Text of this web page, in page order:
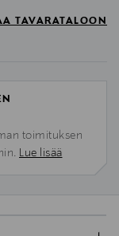
TAVARATALOON
toimituksen
Lue lisää